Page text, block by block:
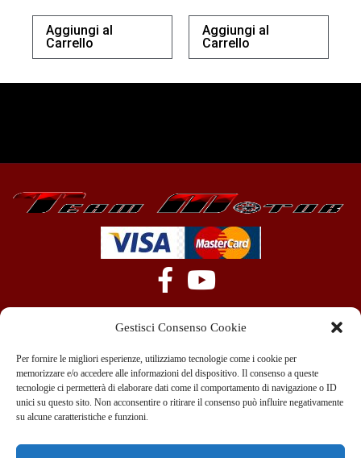
Gestisci Consenso Cookie
Per fornire le migliori esperienze, utilizziamo tecnologie come i cookie per
memorizzare e/o accedere alle informazioni del dispositivo. Il consenso a queste
tecnologie ci permetterà di elaborare dati come il comportamento di navigazione o ID
unici su questo sito. Non acconsentire o ritirare il consenso può influire negativamente
su alcune caratteristiche e funzioni.
Aggiungi al
Carrello
Aggiungi al
Carrello
+39 351 970 89 33
info@teammotor.it